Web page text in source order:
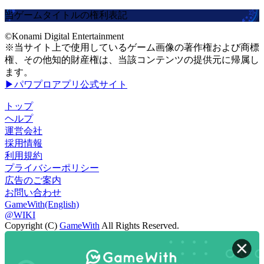
当ゲームタイトルの権利表記
©Konami Digital Entertainment
※当サイト上で使用しているゲーム画像の著作権および商標
権、その他知的財産権は、当該コンテンツの提供元に帰属し
ます。
▶パワプロアプリ公式サイト
トップ
ヘルプ
運営会社
採用情報
利用規約
プライバシーポリシー
広告のご案内
お問い合わせ
GameWith(English)
@WIKI
Copyright (C) GameWith All Rights Reserved.